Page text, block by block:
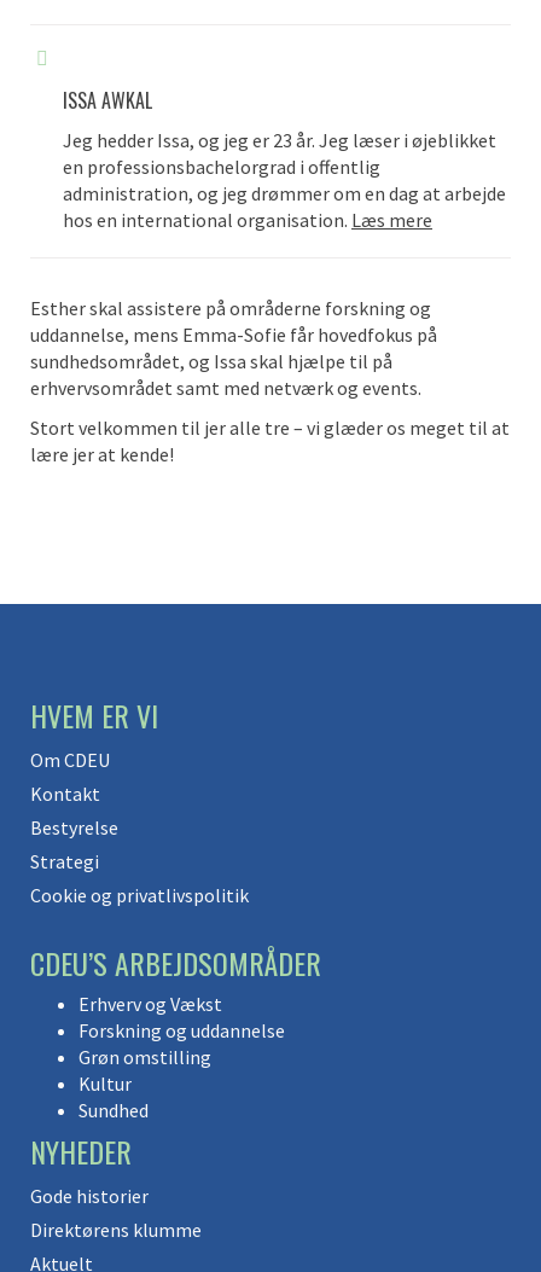
ISSA AWKAL
Jeg hedder Issa, og jeg er 23 år. Jeg læser i øjeblikket
en professionsbachelorgrad i offentlig
administration, og jeg drømmer om en dag at arbejde
hos en international organisation. Læs mere
Esther skal assistere på områderne forskning og
uddannelse, mens Emma-Sofie får hovedfokus på
sundhedsområdet, og Issa skal hjælpe til på
erhvervsområdet samt med netværk og events.
Stort velkommen til jer alle tre – vi glæder os meget til at
lære jer at kende!
HVEM ER VI
Om CDEU
Kontakt
Bestyrelse
Strategi
Cookie og privatlivspolitik
CDEU’S ARBEJDSOMRÅDER
Erhverv og Vækst
Forskning og uddannelse
Grøn omstilling
Kultur
Sundhed
NYHEDER
Gode historier
Direktørens klumme
Aktuelt